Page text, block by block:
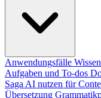
Anwendungsfälle
Aufgaben und To-dos
Saga AI nutzen für
Übersetzung